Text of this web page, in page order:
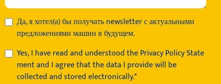
Да, я хотел(а) бы получать newsletter с актуальными
предложениями машин в будущем.
Yes, I have read and understood thePrivacy Policy State
mentand I agree that the data I provide will be
collected and stored electronically.*